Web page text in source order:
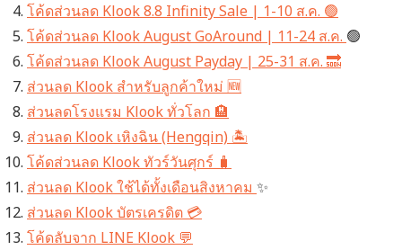
โค้ดส่วนลด Klook 8.8 Infinity Sale | 1-10 ส.ค. 🟢
โค้ดส่วนลด Klook August GoAround | 11-24 ส.ค. 🟢
โค้ดส่วนลด Klook August Payday | 25-31 ส.ค. 🔜
ส่วนลด Klook สำหรับลูกค้าใหม่ 🆕
ส่วนลดโรงแรม Klook ทั่วโลก 🏨
ส่วนลด Klook เหิงฉิน (Hengqin) 🏝️
โค้ดส่วนลด Klook ทัวร์วันศุกร์ 🧳
ส่วนลด Klook ใช้ได้ทั้งเดือนสิงหาคม ✨
ส่วนลด Klook บัตรเครดิต 💳
โค้ดลับจาก LINE Klook 💬